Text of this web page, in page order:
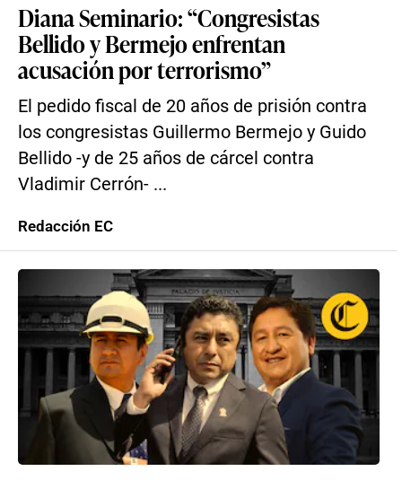
Diana Seminario: “Congresistas
Bellido y Bermejo enfrentan
acusación por terrorismo”
El pedido fiscal de 20 años de prisión contra
los congresistas Guillermo Bermejo y Guido
Bellido -y de 25 años de cárcel contra
Vladimir Cerrón- ...
Redacción EC